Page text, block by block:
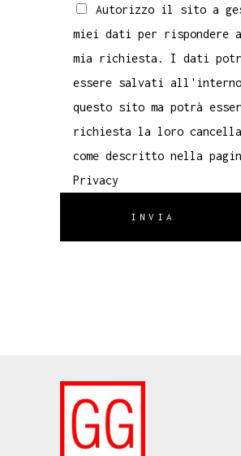
Autorizzo il sito a
miei dati per rispondere
mia richiesta. I dati
essere salvati
questo sito ma potrà
richiesta la loro
come descritto nella
Privacy
INVIA